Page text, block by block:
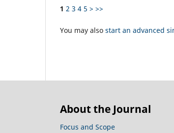
1 2 3 4 5 > >>
You may also start an advanced
About the Journal
Focus and Scope